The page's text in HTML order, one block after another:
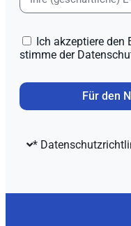
Ich akzeptiere den
stimme der
Für den
*